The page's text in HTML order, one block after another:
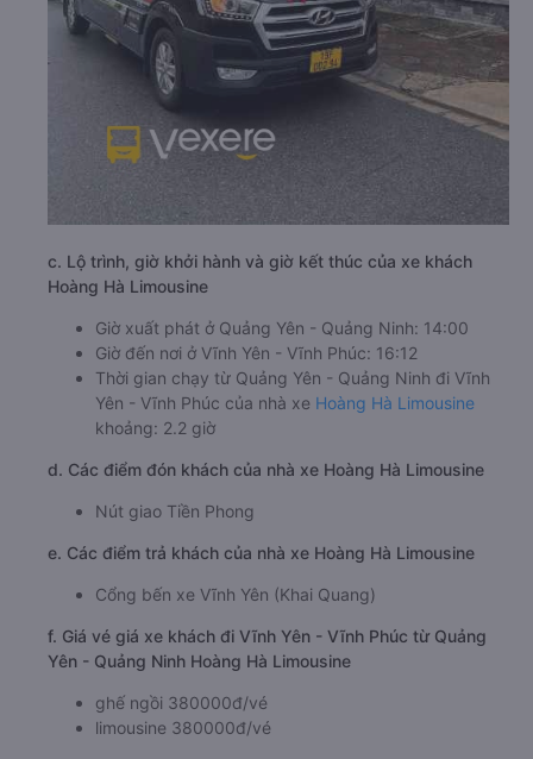
c. Lộ trình, giờ khởi hành và giờ kết thúc của xe khách
Hoàng Hà Limousine
Giờ xuất phát ở Quảng Yên - Quảng Ninh: 14:00
Giờ đến nơi ở Vĩnh Yên - Vĩnh Phúc: 16:12
Thời gian chạy từ Quảng Yên - Quảng Ninh đi Vĩnh
Yên - Vĩnh Phúc của nhà xe Hoàng Hà Limousine
khoảng: 2.2 giờ
d. Các điểm đón khách của nhà xe Hoàng Hà Limousine
Nút giao Tiền Phong
e. Các điểm trả khách của nhà xe Hoàng Hà Limousine
Cổng bến xe Vĩnh Yên (Khai Quang)
f. Giá vé giá xe khách đi Vĩnh Yên - Vĩnh Phúc từ Quảng
Yên - Quảng Ninh Hoàng Hà Limousine
ghế ngồi 380000đ/vé
limousine 380000đ/vé